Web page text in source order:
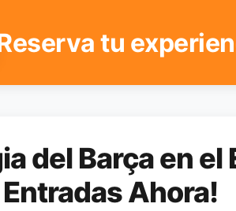
tu
del Barça en
Ahora!